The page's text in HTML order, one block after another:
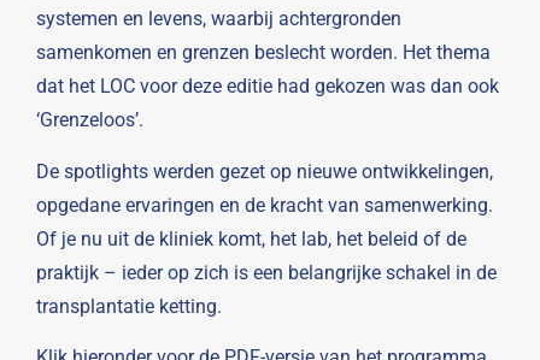
systemen en levens, waarbij achtergronden
samenkomen en grenzen beslecht worden. Het thema
dat het LOC voor deze editie had gekozen was dan ook
‘Grenzeloos’.
De spotlights werden gezet op nieuwe ontwikkelingen,
opgedane ervaringen en de kracht van samenwerking.
Of je nu uit de kliniek komt, het lab, het beleid of de
praktijk – ieder op zich is een belangrijke schakel in de
transplantatie ketting.